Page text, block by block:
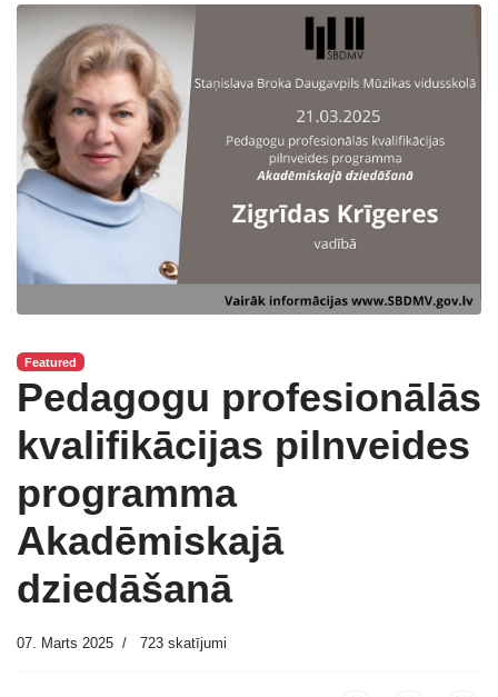
Featured
Pedagogu profesionālās
kvalifikācijas pilnveides
programma
Akadēmiskajā
dziedāšanā
07. Marts 2025 723 skatījumi